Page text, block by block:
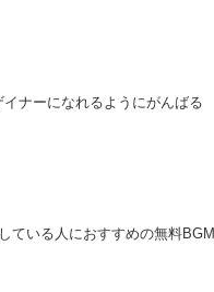
ナーになれるようにがんばる
ている人におすすめの無料BGM